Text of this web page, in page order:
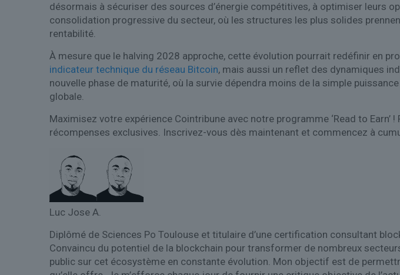
désormais à sécuriser des sources d’énergie compétitives, à optimiser leurs
consolidation progressive du secteur, où les structures les plus solides
rentabilité.
À mesure que le halving 2028 approche, cette évolution pourrait redéfinir en
indicateur technique du réseau Bitcoin, mais aussi un reflet des dynamiques
nouvelle phase de maturité, où la survie dépendra moins de la simple
globale.
Maximisez votre expérience Cointribune avec notre programme ‘Read to
récompenses exclusives. Inscrivez-vous dès maintenant et commencez à
Luc Jose A.
Diplômé de Sciences Po Toulouse et titulaire d’une certification consultant
Convaincu du potentiel de la blockchain pour transformer de nombreux
public sur cet écosystème en constante évolution. Mon objectif est de